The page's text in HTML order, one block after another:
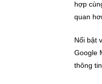
hợp
quan
Nổi bật
Google
thông